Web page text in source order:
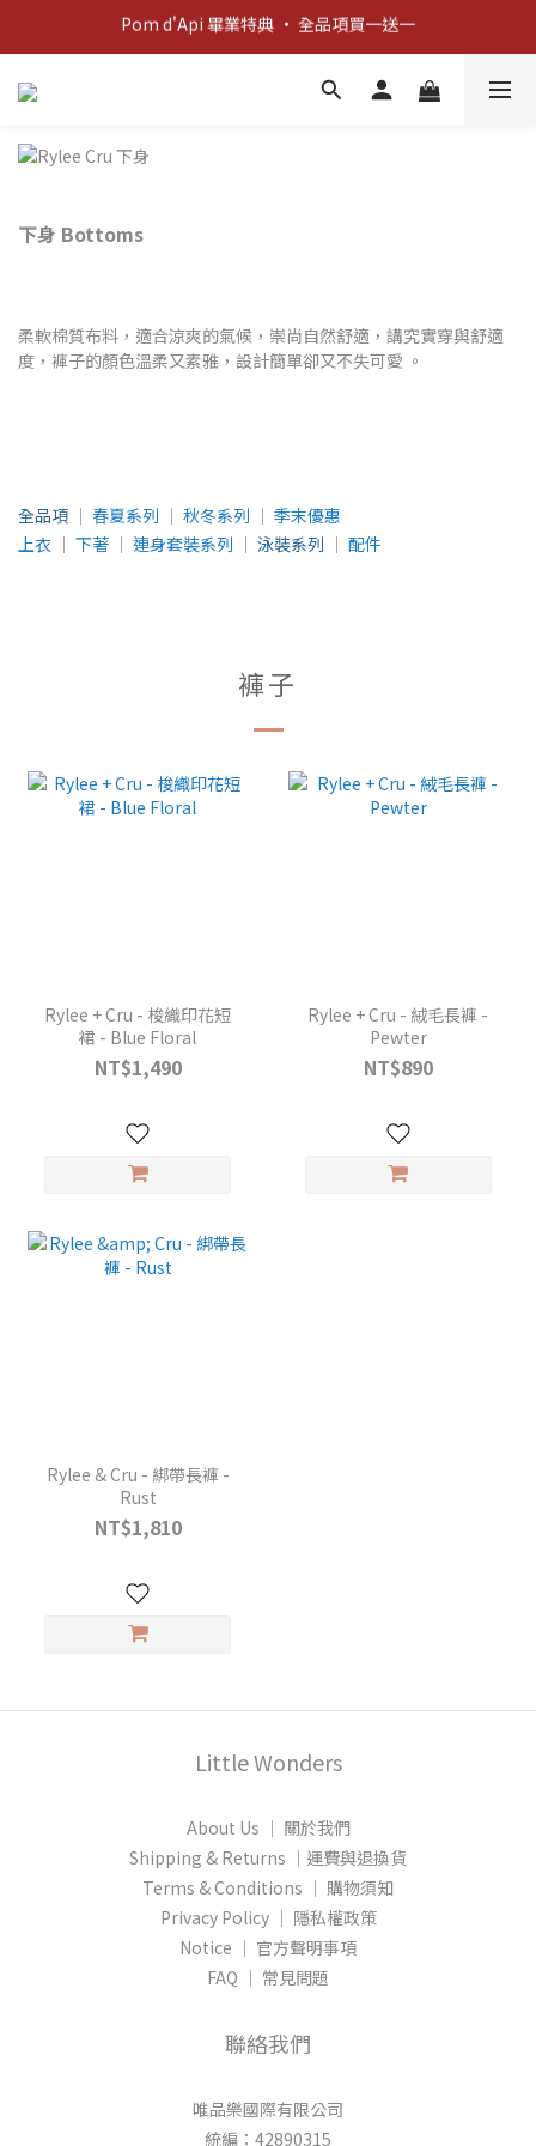
新客歡迎禮：輸入 "welcome10" 享首單九折！
Pom d'Api 畢業特典 · 全品項買一送一
下身 Bottoms
柔軟棉質布料，適合涼爽的氣候，崇尚自然舒適，講究實穿與舒適
度，褲子的顏色溫柔又素雅，設計簡單卻又不失可愛 。
全品項 │ 春夏系列 │ 秋冬系列 │ 季末優惠
上衣 │ 下著 │ 連身套裝系列 │ 泳裝系列 │ 配件
褲子
Rylee + Cru - 梭織印花短
裙 - Blue Floral
NT$1,490
Rylee + Cru - 絨毛長褲 -
Pewter
NT$890
Rylee & Cru - 綁帶長褲 -
Rust
NT$1,810
Little Wonders
About Us │ 關於我們
Shipping & Returns │運費與退換貨
Terms & Conditions │ 購物須知
Privacy Policy │ 隱私權政策
Notice │ 官方聲明事項
FAQ │ 常見問題
聯絡我們
唯品樂國際有限公司
統編：42890315